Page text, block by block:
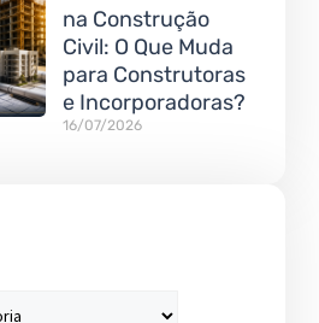
na Construção
Civil: O Que Muda
para Construtoras
e Incorporadoras?
16/07/2026